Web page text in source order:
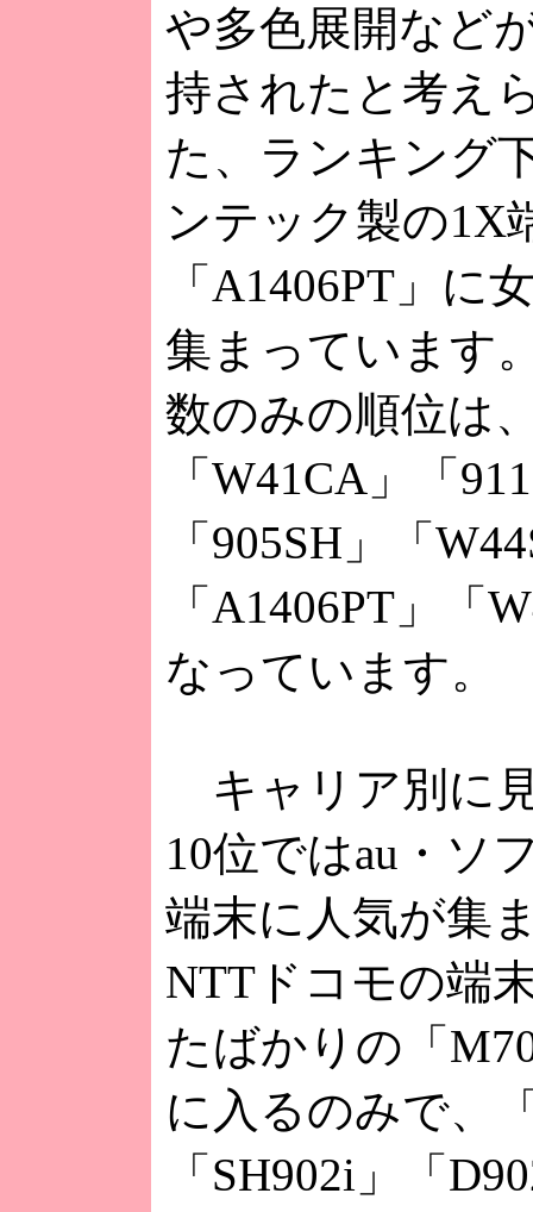
や多色展開など
持されたと考え
た、ランキング
ンテック製の1X
「A1406PT」に
集まっています
数のみの順位は
「W41CA」「
「905SH」「
「A1406PT」「
なっています。
キャリア別に
10位ではau・ソ
端末に人気が集
NTTドコモの端
たばかりの「
に入るのみで、
「SH902i」「